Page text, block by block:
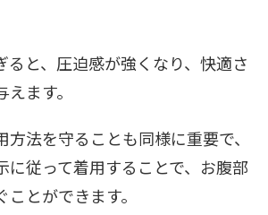
ると、圧迫感が強くなり、快適さ
ます。
方法を守ることも同様に重要で、
に従って着用することで、お腹部
とができます。